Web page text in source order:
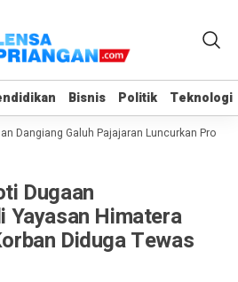
Bisnis Politik Teknologi
Bisnis Politik Teknologi
Galuh Pajajaran Luncurkan Program
Dugaan
Yayasan Himatera
Diduga Tewas